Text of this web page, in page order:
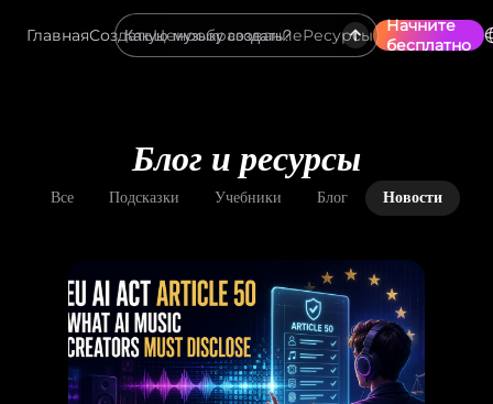
ГлавнаяСоздатьЦенообразованиеРесурсы
Начните
бесплатно
Блог и ресурсы
Все Подсказки Учебники Блог Новости